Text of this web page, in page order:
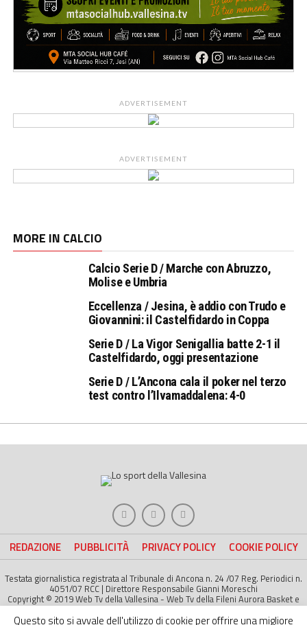
ADVERTISEMENT
ADVERTISEMENT
MORE IN CALCIO
Calcio Serie D / Marche con Abruzzo,
Molise e Umbria
Eccellenza / Jesina, è addio con Trudo e
Giovannini: il Castelfidardo in Coppa
Serie D / La Vigor Senigallia batte 2-1 il
Castelfidardo, oggi presentazione
Serie D / L’Ancona cala il poker nel terzo
test contro l’Ilvamaddalena: 4-0
REDAZIONE PUBBLICITÀ PRIVACY POLICY COOKIE POLICY
Testata giornalistica registrata al Tribunale di Ancona n. 24 /07 Reg. Periodici n.
4051/07 RCC | Direttore Responsabile Gianni Moreschi
Copyright © 2019 Web Tv della Vallesina - Web Tv della Fileni Aurora Basket e
della Jesina Calcio. All right Reserved | Project byLife Color
Questo sito si avvale dell'utilizzo di cookie per offrire una migliore